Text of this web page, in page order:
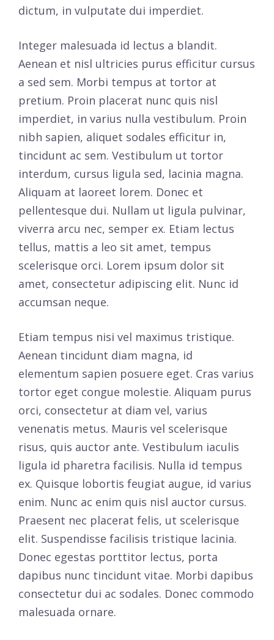
dictum, in vulputate dui imperdiet.
Integer malesuada id lectus a blandit.
Aenean et nisl ultricies purus efficitur cursus
a sed sem. Morbi tempus at tortor at
pretium. Proin placerat nunc quis nisl
imperdiet, in varius nulla vestibulum. Proin
nibh sapien, aliquet sodales efficitur in,
tincidunt ac sem. Vestibulum ut tortor
interdum, cursus ligula sed, lacinia magna.
Aliquam at laoreet lorem. Donec et
pellentesque dui. Nullam ut ligula pulvinar,
viverra arcu nec, semper ex. Etiam lectus
tellus, mattis a leo sit amet, tempus
scelerisque orci. Lorem ipsum dolor sit
amet, consectetur adipiscing elit. Nunc id
accumsan neque.
Etiam tempus nisi vel maximus tristique.
Aenean tincidunt diam magna, id
elementum sapien posuere eget. Cras varius
tortor eget congue molestie. Aliquam purus
orci, consectetur at diam vel, varius
venenatis metus. Mauris vel scelerisque
risus, quis auctor ante. Vestibulum iaculis
ligula id pharetra facilisis. Nulla id tempus
ex. Quisque lobortis feugiat augue, id varius
enim. Nunc ac enim quis nisl auctor cursus.
Praesent nec placerat felis, ut scelerisque
elit. Suspendisse facilisis tristique lacinia.
Donec egestas porttitor lectus, porta
dapibus nunc tincidunt vitae. Morbi dapibus
consectetur dui ac sodales. Donec commodo
malesuada ornare.